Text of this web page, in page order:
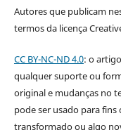
Autores que publicam
termos da licença
CC BY-NC-ND 4.0: o
qualquer suporte ou
original e mudanças no
pode ser usado para
transformado ou algo